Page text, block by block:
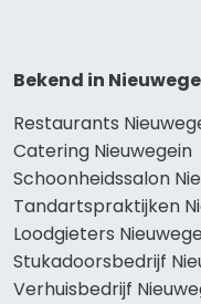
Bekend in
Restaurants
Catering Nieuwegein
Schoonheidssalon
Tandartspraktijken
Loodgieters
Stukadoorsbedrijf
Verhuisbedrijf